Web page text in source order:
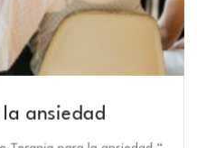
la ansiedad